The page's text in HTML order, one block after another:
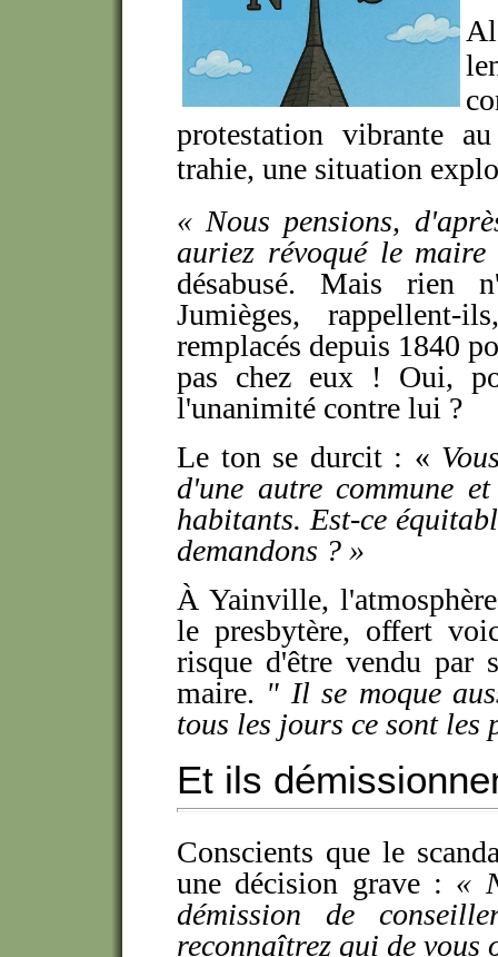
protestation vibrante
trahie, une situation
« Nous pensions,
auriez révoqué le
désabusé. Mais rien
Jumièges,
remplacés depuis 1840
pas chez eux ! Oui,
l'unanimité contre lui ?
Le ton se durcit : «
d'une autre commune
habitants. Est-ce
demandons ? »
À Yainville,
le presbytère, offert
risque d'être vendu par
maire. " Il se moque
tous les jours ce sont les
Et ils
Conscients que le
une décision grave : «
démission de
reconnaîtrez qui de vous